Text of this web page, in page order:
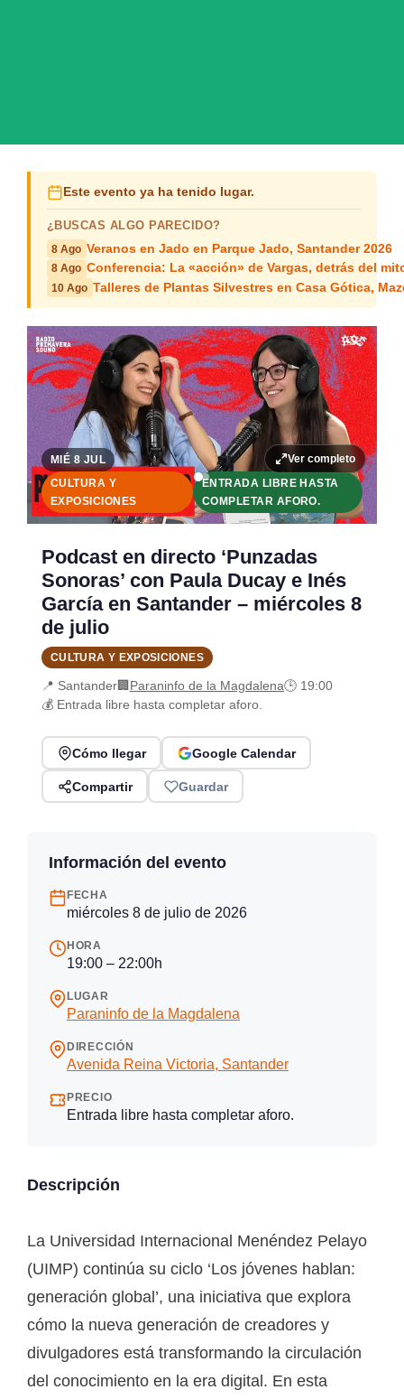
Este evento ya ha tenido lugar.
¿BUSCAS ALGO PARECIDO?
8 Ago Veranos en Jado en Parque Jado, Santander 2026
8 Ago Conferencia: La «acción» de Vargas, detrás del
10 Ago Talleres de Plantas Silvestres en Casa Gótica,
Ver completo
MIÉ 8 JUL
CULTURA Y
EXPOSICIONES
ENTRADA LIBRE HASTA
COMPLETAR AFORO.
Podcast en directo ‘Punzadas
Sonoras’ con Paula Ducay e Inés
García en Santander – miércoles 8
de julio
CULTURA Y EXPOSICIONES
📍 Santander🏢 Paraninfo de la Magdalena🕒 19:00
💰 Entrada libre hasta completar aforo.
Cómo llegar Google Calendar
Compartir Guardar
Información del evento
FECHA
miércoles 8 de julio de 2026
HORA
19:00 – 22:00h
LUGAR
Paraninfo de la Magdalena
DIRECCIÓN
Avenida Reina Victoria, Santander
PRECIO
Entrada libre hasta completar aforo.
Descripción
La Universidad Internacional Menéndez Pelayo
(UIMP) continúa su ciclo ‘Los jóvenes hablan:
generación global’, una iniciativa que explora
cómo la nueva generación de creadores y
divulgadores está transformando la circulación
del conocimiento en la era digital. En esta